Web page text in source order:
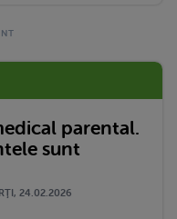
parental.
sunt
24.02.2026